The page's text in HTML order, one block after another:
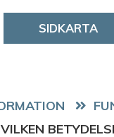
SIDKARTA
VILKEN